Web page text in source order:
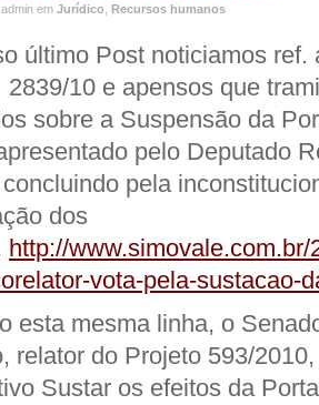
em Jurídico Recursos humanos
último Post noticiamos ref.
10 e apensos que
sobre a Suspensão da
pelo Deputado
pela
dos
http://www.simovale.com.br/
vota-pela-sustacao-
esta mesma linha, o
relator do Projeto 593/
Sustar os efeitos da